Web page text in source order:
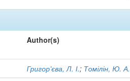
Author(s)
Григор'єва, Л. І.; Томілін, Ю. А.